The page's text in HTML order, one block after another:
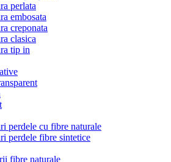
perlata
embosata
creponata
clasica
tip in
perdele cu fibre naturale
perdele fibre sintetice
fibre naturale